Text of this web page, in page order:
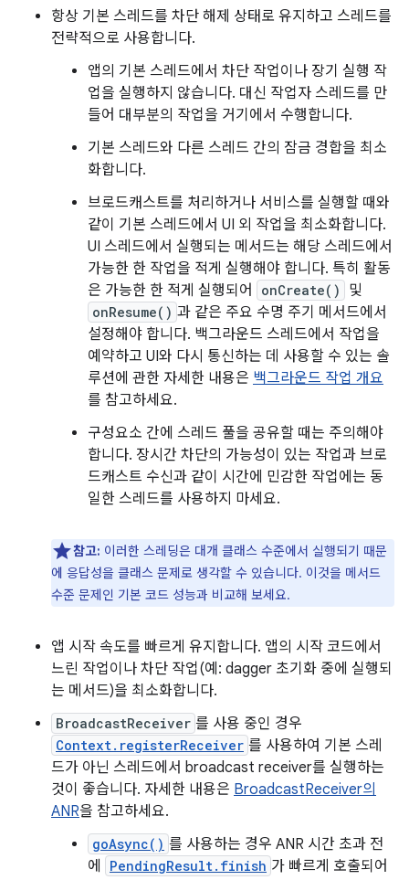
항상 기본 스레드를 차단 해제 상태로 유지하고 스레드를
전략적으로 사용합니다.
앱의 기본 스레드에서 차단 작업이나 장기 실행 작
업을 실행하지 않습니다. 대신 작업자 스레드를 만
들어 대부분의 작업을 거기에서 수행합니다.
기본 스레드와 다른 스레드 간의 잠금 경합을 최소
화합니다.
브로드캐스트를 처리하거나 서비스를 실행할 때와
같이 기본 스레드에서 UI 외 작업을 최소화합니다.
UI 스레드에서 실행되는 메서드는 해당 스레드에서
가능한 한 작업을 적게 실행해야 합니다. 특히 활동
은 가능한 한 적게 실행되어
onCreate() 및
onResume() 과 같은 주요 수명 주기 메서드에서
설정해야 합니다. 백그라운드 스레드에서 작업을
예약하고 UI와 다시 통신하는 데 사용할 수 있는 솔
루션에 관한 자세한 내용은 백그라운드 작업 개요
를 참고하세요.
구성요소 간에 스레드 풀을 공유할 때는 주의해야
합니다. 장시간 차단의 가능성이 있는 작업과 브로
드캐스트 수신과 같이 시간에 민감한 작업에는 동
일한 스레드를 사용하지 마세요.
참고: 이러한 스레딩은 대개 클래스 수준에서 실행되기 때문
에 응답성을 클래스 문제로 생각할 수 있습니다. 이것을 메서드
수준 문제인 기본 코드 성능과 비교해 보세요.
앱 시작 속도를 빠르게 유지합니다. 앱의 시작 코드에서
느린 작업이나 차단 작업(예: dagger 초기화 중에 실행되
는 메서드)을 최소화합니다.
BroadcastReceiver 를 사용 중인 경우
Context.registerReceiver 를 사용하여 기본 스레
드가 아닌 스레드에서 broadcast receiver를 실행하는
것이 좋습니다. 자세한 내용은 BroadcastReceiver의
ANR을 참고하세요.
goAsync() 를 사용하는 경우 ANR 시간 초과 전
에
PendingResult.finish 가 빠르게 호출되어